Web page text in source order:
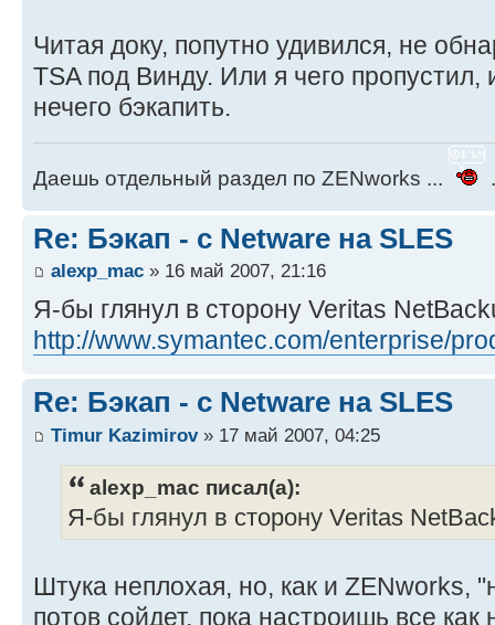
Читая доку, попутно удивился, не
TSA под Винду. Или я чего пропустил,
нечего бэкапить.
Даешь отдельный раздел по ZENworks ...
Re: Бэкап - с Netware на SLES
alexp_mac » 16 май 2007, 21:16
Я-бы глянул в сторону Veritas
http://www.symantec.com/enterprise/
Re: Бэкап - с Netware на SLES
Timur Kazimirov» 17 май 2007, 04:25
alexp_mac писал(а):
Я-бы глянул в сторону Veritas
Штука неплохая, но, как и ZENworks,
потов сойдет, пока настроишь все как